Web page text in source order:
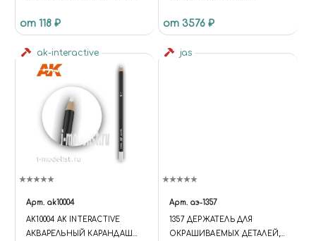
от 118 ₽ от 3576 ₽
ak-interactive
Арт. ak10004
AK10004 AK INTERACTIVE
АКВАРЕЛЬНЫЙ КАРАНДАШ
jas
Арт. аэ-1357
1357 ДЕРЖАТЕЛЬ ДЛЯ
ОКРАШИВАЕМЫХ ДЕТАЛЕЙ,